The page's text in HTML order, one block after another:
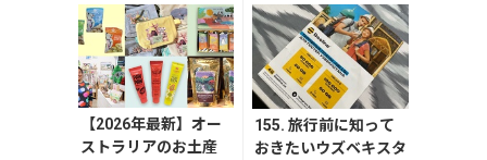
【2026年最新】オー
ストラリアのお土産
155. 旅行前に知って
おきたいウズベキスタ